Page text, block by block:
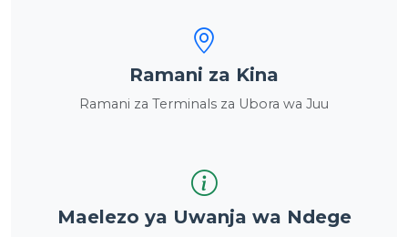
Ramani za Kina
Ramani za Terminals za Ubora wa Juu
Maelezo ya Uwanja wa Ndege